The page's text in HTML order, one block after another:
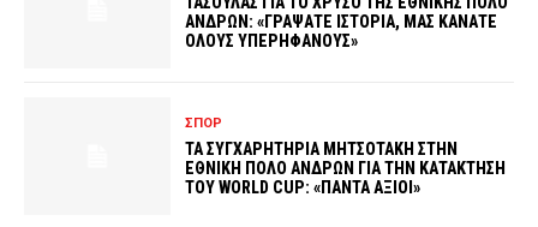
ΑΝΔΡΩΝ: «ΓΡΑΨΑΤΕ ΙΣΤΟΡΙΑ, ΜΑΣ ΚΑΝΑΤΕ
ΟΛΟΥΣ ΥΠΕΡΗΦΑΝΟΥΣ»
ΣΠΟΡ
ΤΑ ΣΥΓΧΑΡΗΤΗΡΙΑ ΜΗΤΣΟΤΑΚΗ ΣΤΗΝ
ΕΘΝΙΚΗ ΠΟΛΟ ΑΝΔΡΩΝ ΓΙΑ ΤΗΝ ΚΑΤΑΚΤΗΣΗ
ΤΟΥ WORLD CUP: «ΠΑΝΤΑ ΑΞΙΟΙ»